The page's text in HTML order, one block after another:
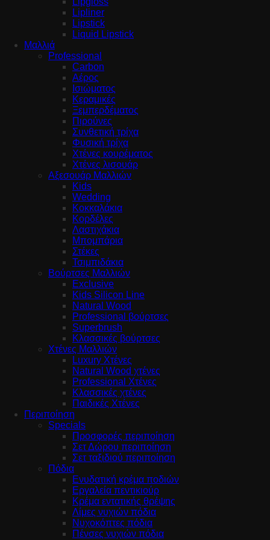
Lipliner
Lipstick
Liquid Lipstick
Μαλλιά
Professional
Carbon
Αέρος
Ισιώματος
Κεραμικές
Ξεμπερδέματος
Πιρούνες
Συνθετική τρίχα
Φυσική τρίχα
Χτένες κουρέματος
Χτένες λισουάρ
Αξεσουάρ Μαλλιών
Kids
Wedding
Κοκκαλάκια
Κορδέλες
Λαστιχάκια
Μπομπάρια
Στέκες
Τσιμπιδάκια
Βούρτσες Μαλλιών
Exclusive
Kids Silicon Line
Natural Wood
Professional βούρτσες
Superbrush
Κλασσικές βούρτσες
Χτένες Μαλλιών
Luxury Χτένες
Natural Wood χτένες
Professional Χτένες
Κλασσικές χτένες
Παιδικές Χτένες
Περιποίηση
Specials
Προσφορές περιποίηση
Σετ Δώρου περιποίηση
Σετ ταξιδιού περιποίηση
Πόδια
Ενυδατική κρέμα ποδιών
Εργαλεία πεντικιούρ
Κρέμα εντατικής θρέψης
Λίμες νυχιών πόδια
Νυχοκόπτες πόδια
Πένσες νυχιών πόδια